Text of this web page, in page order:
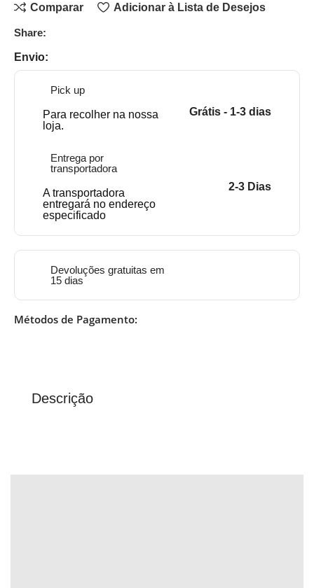
Comparar Adicionar à Lista de Desejos
Share:
Envio:
Pick up
Para recolher na nossa
loja.
Grátis - 1-3 dias
Entrega por
transportadora
A transportadora
entregará no endereço
especificado
2-3 Dias
Devoluções gratuitas em
15 dias
Métodos de Pagamento:
Descrição